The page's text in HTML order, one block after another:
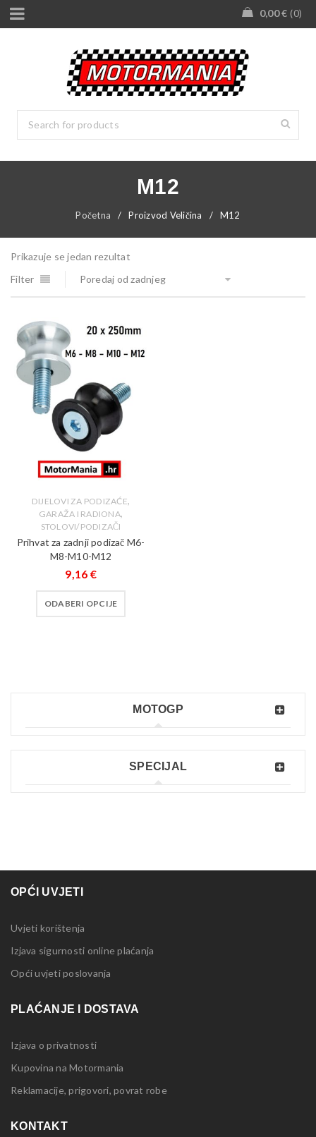
0,00€ 0
M12
Početna / Proizvod Veličina / M12
MOTOGP
SPECIJAL
Prikazuje se jedan rezultat
Filter
Poredaj od zadnjeg
DIJELOVI ZA PODIZAĆE,
GARAŽA I RADIONA,
STOLOVI/PODIZAČI
Prihvat za zadnji podizač M6-
M8-M10-M12
9,16 €
ODABERI OPCIJE
OPĆI UVJETI
Uvjeti korištenja
Izjava sigurnosti online plaćanja
Opći uvjeti poslovanja
PLAĆANJE I DOSTAVA
Izjava o privatnosti
Kupovina na Motormania
Reklamacije, prigovori, povrat robe
KONTAKT